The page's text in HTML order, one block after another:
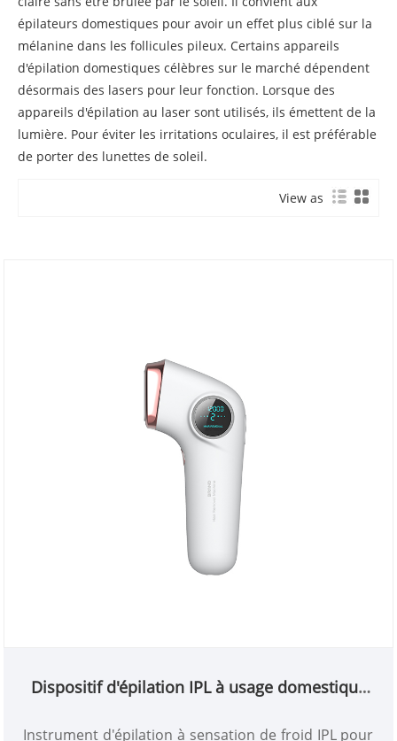
épilateurs domestiques pour avoir un effet plus ciblé sur la
mélanine dans les follicules pileux. Certains appareils
d'épilation domestiques célèbres sur le marché dépendent
désormais des lasers pour leur fonction. Lorsque des
appareils d'épilation au laser sont utilisés, ils émettent de la
lumière. Pour éviter les irritations oculaires, il est préférable
de porter des lunettes de soleil.
View as
Dispositif d'épilation IPL à usage domestique
Instrument d'épilation à sensation de froid IPL pour